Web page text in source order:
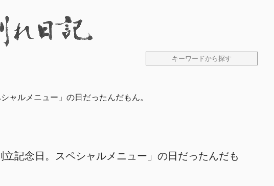
ャルメニュー」の日だったんだもん。
記念日。スペシャルメニュー」の日だったんだも